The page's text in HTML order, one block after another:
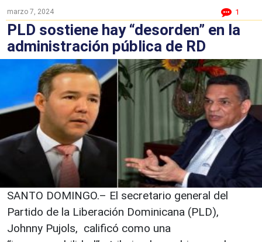
marzo 7, 2024 1
PLD sostiene hay “desorden” en la
administración pública de RD
SANTO DOMINGO.– El secretario general del
Partido de la Liberación Dominicana (PLD),
Johnny Pujols, calificó como una